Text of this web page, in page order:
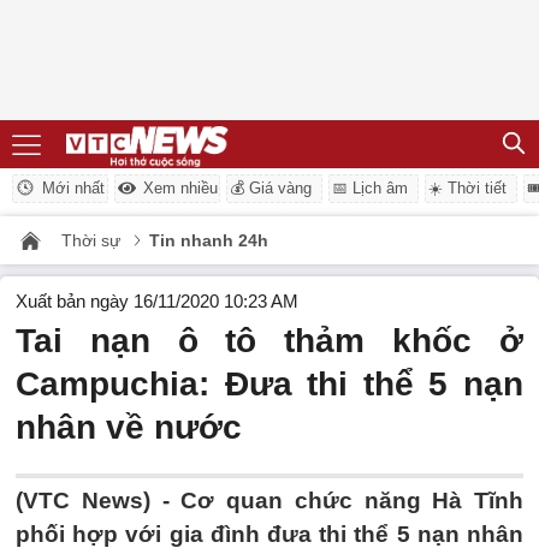
Mới nhất Xem nhiều 💰 Giá vàng 📅 Lịch âm ☀️ Thời tiết
Thời sự Tin nhanh 24h
Xuất bản ngày 16/11/2020 10:23 AM
Tai nạn ô tô thảm khốc ở
Campuchia: Đưa thi thể 5 nạn
nhân về nước
(VTC News) -Cơ quan chức năng Hà Tĩnh
phối hợp với gia đình đưa thi thể 5 nạn nhân